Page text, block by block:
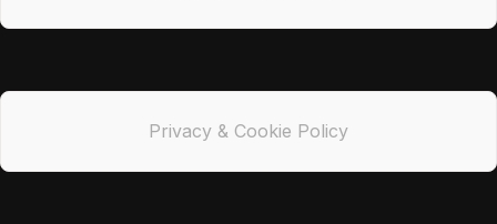
Privacy & Cookie Policy